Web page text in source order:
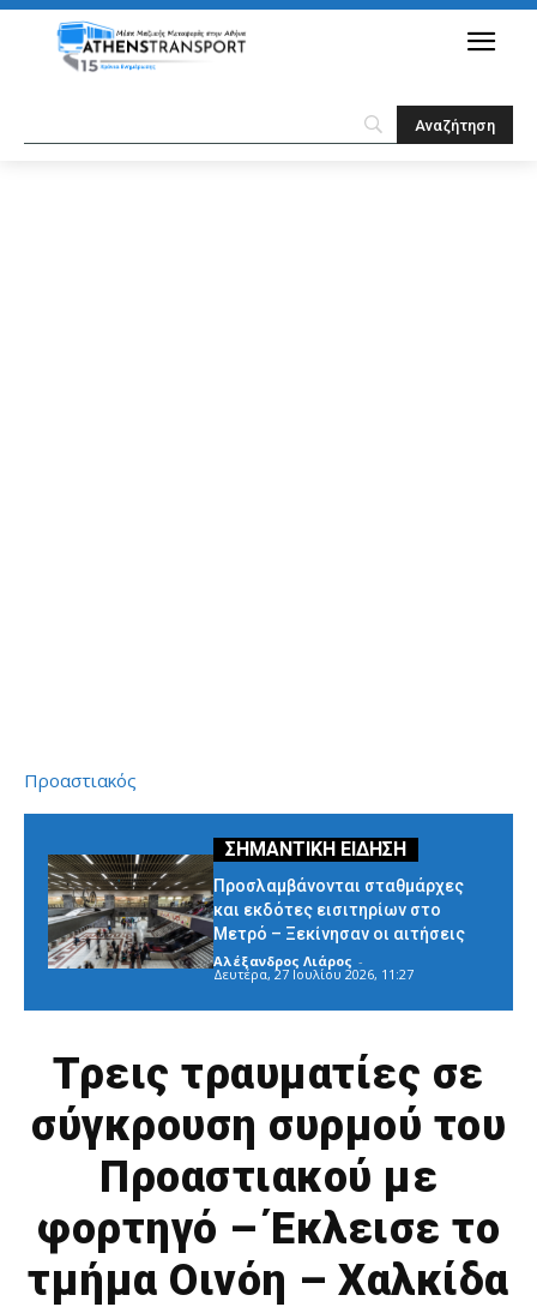
Προαστιακός
Προσλαμβάνονται σταθμάρχες
και εκδότες εισιτηρίων στο
Μετρό – Ξεκίνησαν οι αιτήσεις
Αλέξανδρος Λιάρος -
Δευτέρα, 27 Ιουλίου 2026, 11:27
Τρεις τραυματίες σε
σύγκρουση συρμού του
Προαστιακού με
φορτηγό – Έκλεισε το
τμήμα Οινόη – Χαλκίδα